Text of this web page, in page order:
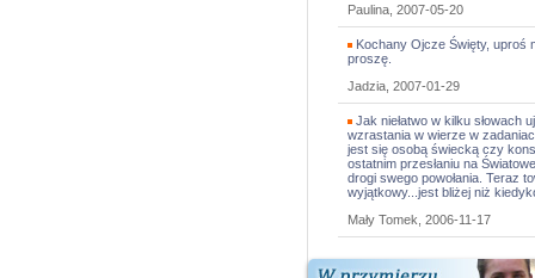
Paulina, 2007-05-20
Kochany Ojcze Święty, uproś
proszę.
Jadzia, 2007-01-29
Jak niełatwo w kilku słowach
wzrastania w wierze w
jest się osobą świecką czy
ostatnim przesłaniu na
drogi swego powołania. Teraz
wyjątkowy...jest bliżej niż
Mały Tomek, 2006-11-17